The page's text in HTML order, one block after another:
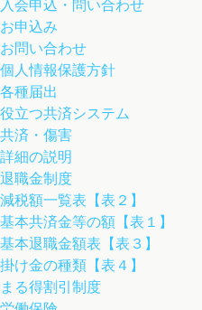
お申込み
お問い合わせ
個人情報保護方針
各種届出
役立つ共済システム
共済・傷害
詳細の説明
退職金制度
減税額一覧表【表２】
基本共済金等の額【表１】
基本退職金額表【表３】
掛け金の種類【表４】
まる得割引制度